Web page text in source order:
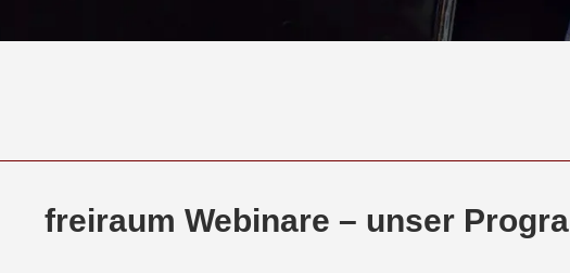
freiraum Webinare – unser